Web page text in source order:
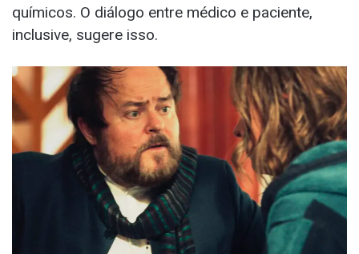
químicos. O diálogo entre médico e paciente,
inclusive, sugere isso.